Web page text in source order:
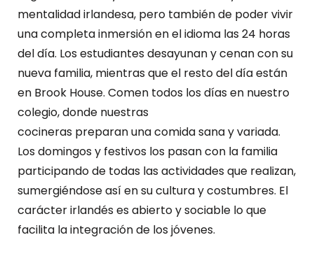
mentalidad irlandesa, pero también de poder vivir
una completa inmersión en el idioma las 24 horas
del día. Los estudiantes desayunan y cenan con su
nueva familia, mientras que el resto del día están
en Brook House. Comen todos los días en nuestro
colegio, donde nuestras
cocineras preparan una comida sana y variada.
Los domingos y festivos los pasan con la familia
participando de todas las actividades que realizan,
sumergiéndose así en su cultura y costumbres. El
carácter irlandés es abierto y sociable lo que
facilita la integración de los jóvenes.